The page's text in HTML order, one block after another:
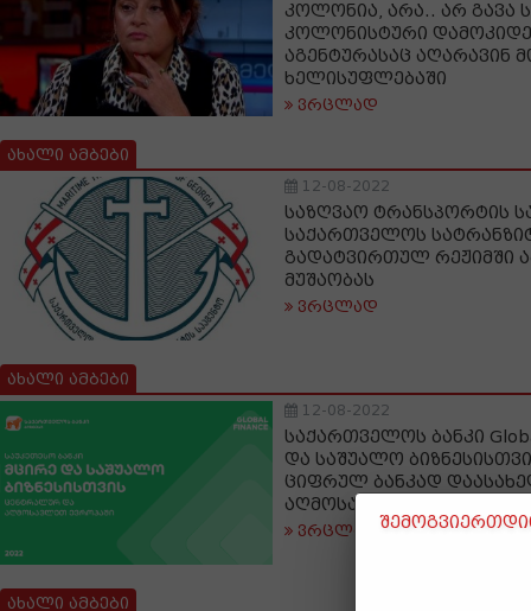
კოლონია, არა.. არ გავა
კოლონისტური
აგენტურასაც აღარავინ
ხელისუფლებაში
ვრცლად
ახალი ამბები
12-08-2022
საზღვაო ტრანსპორტის
საქართველოს
გადატვირთულ რეჟიმში
მუშაობას
ვრცლად
ახალი ამბები
12-08-2022
საქართველოს ბანკი
და საშუალო
ციფრულ ბანკად
აღმოსავლეთ ევროპაში
ვრცლად
ახალი ამბები